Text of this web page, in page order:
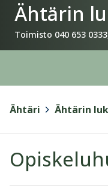
Ähtärin
Toimisto 040 653
Ähtäri Ähtärin